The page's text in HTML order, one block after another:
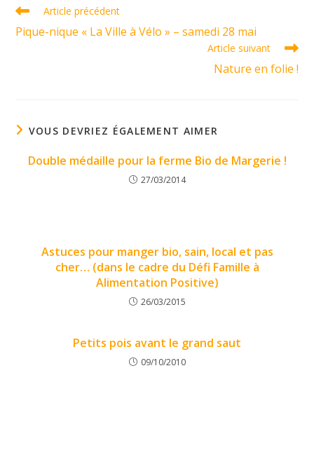
Read
articles
Article précédent
Pique-nique « La Ville à Vélo » – samedi 28 mai
Article suivant
Nature en folie !
VOUS DEVRIEZ ÉGALEMENT AIMER
Double médaille pour la ferme Bio de Margerie !
27/03/2014
Astuces pour manger bio, sain, local et pas
cher… (dans le cadre du Défi Famille à
Alimentation Positive)
26/03/2015
Petits pois avant le grand saut
09/10/2010